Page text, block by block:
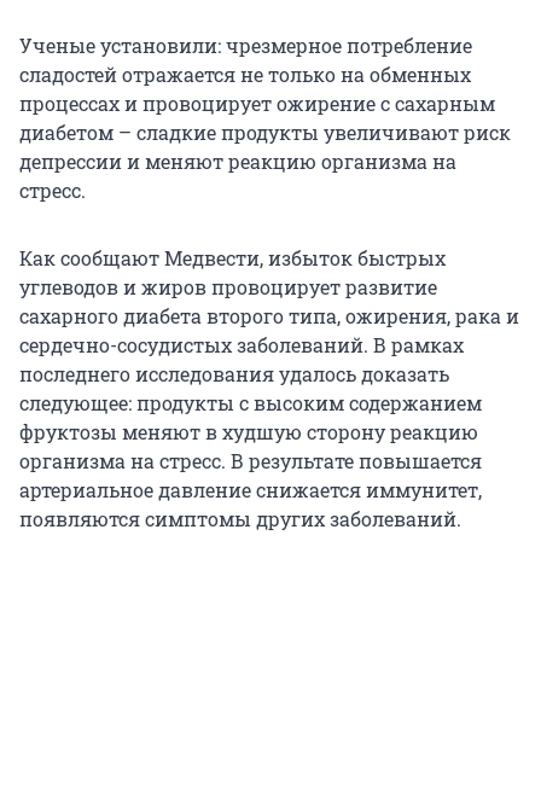
Ученые установили: чрезмерное потребление
сладостей отражается не только на обменных
процессах и провоцирует ожирение с сахарным
диабетом – сладкие продукты увеличивают риск
депрессии и меняют реакцию организма на
стресс.
Как сообщают Медвести, избыток быстрых
углеводов и жиров провоцирует развитие
сахарного диабета второго типа, ожирения, рака и
сердечно-сосудистых заболеваний. В рамках
последнего исследования удалось доказать
следующее: продукты с высоким содержанием
фруктозы меняют в худшую сторону реакцию
организма на стресс. В результате повышается
артериальное давление снижается иммунитет,
появляются симптомы других заболеваний.